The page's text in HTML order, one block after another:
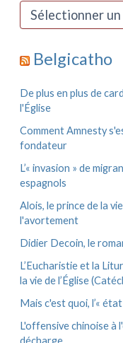
cA
i
e
s
Belgicatho
De plus en plus de
l'Église
Comment Amnesty
fondateur
L’« invasion » de
espagnols
Alois, le prince de la
l'avortement
Didier Decoin, le
L’Eucharistie et la
la vie de l’Église
Mais c'est quoi, l’«
L'offensive chinoise
décharge